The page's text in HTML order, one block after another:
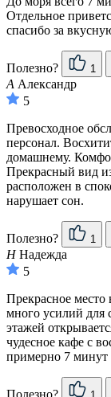
Отдельное
спасибо за
Полезно? 1
А Александр
5
Превосходное
персонал.
домашнему.
Прекрасный вид
расположен в
нарушает сон.
Полезно? 1
ННадежда
5
Прекрасное
много усилий для
этажей
чудесное кафе с
примерно 7 минут
Полезно?